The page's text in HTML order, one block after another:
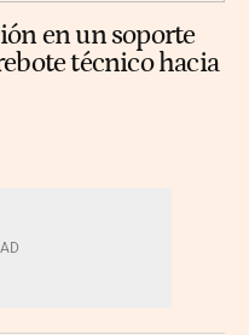
en un soporte
técnico hacia